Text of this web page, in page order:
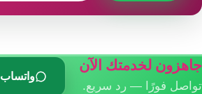
جاهزون لخدمتك الآن
تواصل فورًا — رد سريع.
واتساب